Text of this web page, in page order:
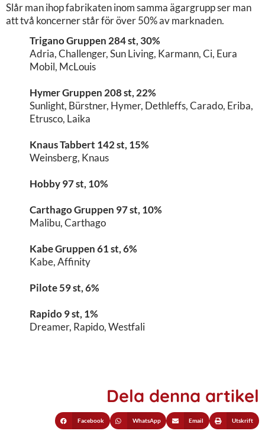
Slår man ihop fabrikaten inom samma ägargrupp ser man
att två koncerner står för över 50% av marknaden.
Trigano Gruppen 284 st, 30%
Adria, Challenger, Sun Living, Karmann, Ci, Eura
Mobil, McLouis
Hymer Gruppen 208 st, 22%
Sunlight, Bürstner, Hymer, Dethleffs, Carado, Eriba,
Etrusco, Laika
Knaus Tabbert 142 st, 15%
Weinsberg, Knaus
Hobby 97 st, 10%
Carthago Gruppen 97 st, 10%
Malibu, Carthago
Kabe Gruppen 61 st, 6%
Kabe, Affinity
Pilote 59 st, 6%
Rapido 9 st, 1%
Dreamer, Rapido, Westfali
Dela denna artikel
Facebook WhatsApp Email Utskrift